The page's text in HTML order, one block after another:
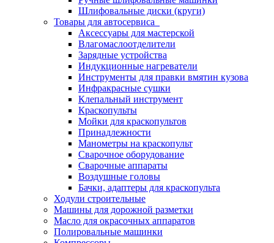
Шлифовальные диски (круги)
Товары для автосервиса
Аксессуары для мастерской
Влагомаслоотделители
Зарядные устройства
Индукционные нагреватели
Инструменты для правки вмятин кузова
Инфракрасные сушки
Клепальный инструмент
Краскопульты
Мойки для краскопультов
Принадлежности
Манометры на краскопульт
Сварочное оборудование
Сварочные аппараты
Воздушные головы
Бачки, адаптеры для краскопульта
Ходули строительные
Машины для дорожной разметки
Масло для окрасочных аппаратов
Полировальные машинки